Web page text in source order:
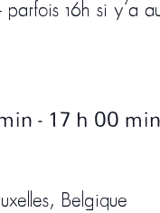
16h si y’a
- 17 h 00 min
Belgique